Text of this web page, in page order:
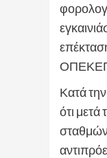
Κατά
ότι
σταθμών